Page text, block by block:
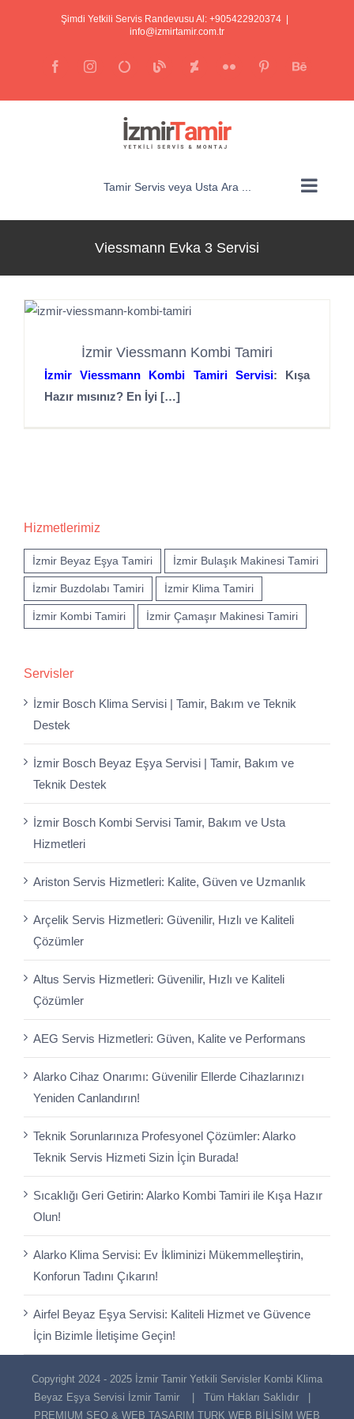
Şimdi Yetkili Servis Randevusu Al: +905422920374
info@izmirtamir.com.tr
FacebookInstagram Blogger DeviantartFlickr
Pinterest
Tamir Servis veya Usta Ara ...
Viessmann Evka 3 Servisi
İzmir Viessmann Kombi Tamiri
İzmir Viessmann Kombi Tamiri Servisi: Kışa
Hazır mısınız? En İyi […]
Hizmetlerimiz
İzmir Beyaz Eşya Tamiri İzmir Bulaşık Makinesi Tamiri
İzmir Buzdolabı Tamiri İzmir Klima Tamiri
İzmir Kombi Tamiri İzmir Çamaşır Makinesi Tamiri
Servisler
İzmir Bosch Klima Servisi | Tamir, Bakım ve Teknik
Destek
İzmir Bosch Beyaz Eşya Servisi | Tamir, Bakım ve
Teknik Destek
İzmir Bosch Kombi Servisi Tamir, Bakım ve Usta
Hizmetleri
Ariston Servis Hizmetleri: Kalite, Güven ve Uzmanlık
Arçelik Servis Hizmetleri: Güvenilir, Hızlı ve Kaliteli
Çözümler
Altus Servis Hizmetleri: Güvenilir, Hızlı ve Kaliteli
Çözümler
AEG Servis Hizmetleri: Güven, Kalite ve Performans
Alarko Cihaz Onarımı: Güvenilir Ellerde Cihazlarınızı
Yeniden Canlandırın!
Teknik Sorunlarınıza Profesyonel Çözümler: Alarko
Teknik Servis Hizmeti Sizin İçin Burada!
Sıcaklığı Geri Getirin: Alarko Kombi Tamiri ile Kışa Hazır
Olun!
Alarko Klima Servisi: Ev İkliminizi Mükemmelleştirin,
Konforun Tadını Çıkarın!
Airfel Beyaz Eşya Servisi: Kaliteli Hizmet ve Güvence
İçin Bizimle İletişime Geçin!
Copyright 2024 - 2025 İzmir Tamir Yetkili Servisler Kombi Klima
Beyaz Eşya Servisi İzmir Tamir
| Tüm Hakları Saklıdır |
PREMIUM SEO & WEB TASARIM TURK WEB BİLİŞİM WEB